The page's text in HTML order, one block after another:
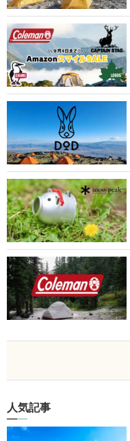
人気記事